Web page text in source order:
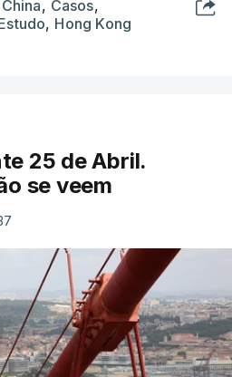
China, Casos,
, Hong Kong
25 de Abril.
se veem